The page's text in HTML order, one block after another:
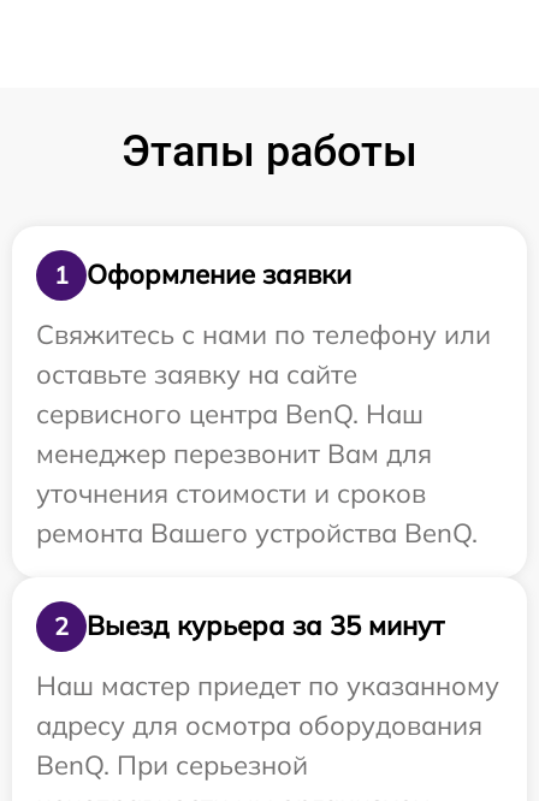
Этапы работы
1
Оформление заявки
Свяжитесь с нами по телефону или
оставьте заявку на сайте
сервисного центра BenQ. Наш
менеджер перезвонит Вам для
уточнения стоимости и сроков
ремонта Вашего устройства BenQ.
2
Выезд курьера за 35 минут
Наш мастер приедет по указанному
адресу для осмотра оборудования
BenQ. При серьезной